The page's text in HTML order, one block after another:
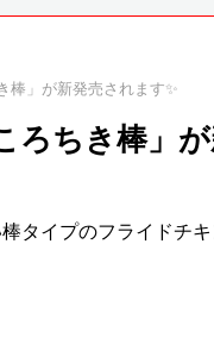
棒」が新発売されます✨
ろちき棒」
タイプのフライドチ